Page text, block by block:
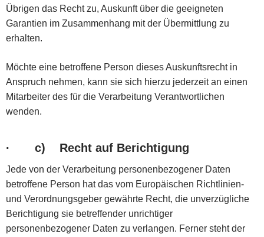
Übrigen das Recht zu, Auskunft über die geeigneten
Garantien im Zusammenhang mit der Übermittlung zu
erhalten.
Möchte eine betroffene Person dieses Auskunftsrecht in
Anspruch nehmen, kann sie sich hierzu jederzeit an einen
Mitarbeiter des für die Verarbeitung Verantwortlichen
wenden.
· c) Recht auf Berichtigung
Jede von der Verarbeitung personenbezogener Daten
betroffene Person hat das vom Europäischen Richtlinien-
und Verordnungsgeber gewährte Recht, die unverzügliche
Berichtigung sie betreffender unrichtiger
personenbezogener Daten zu verlangen. Ferner steht der